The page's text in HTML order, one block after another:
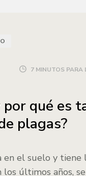
7 MINUTOS PARA
qué es
plagas?
el suelo y tiene
últimos años,